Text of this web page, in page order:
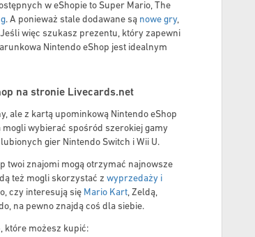
w eShopie to Super Mario, The
. A ponieważ stale dodawane są nowe gry,
więc szukasz prezentu, który zapewni
Nintendo eShop jest idealnym
na stronie Livecards.net
ale z kartą upominkową Nintendo eShop
wybierać spośród szerokiej gamy
gier Nintendo Switch i Wii U.
twoi znajomi mogą otrzymać najnowsze
też mogli skorzystać z wyprzedaży i
czy interesują się Mario Kart, Zeldą,
na pewno znajdą coś dla siebie.
które możesz kupić: